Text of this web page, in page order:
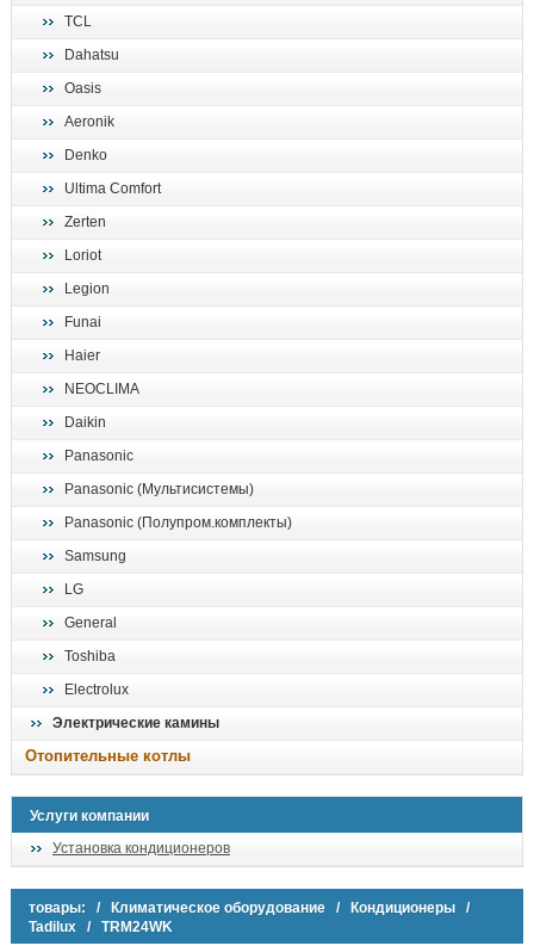
TCL
Dahatsu
Oasis
Aeronik
Denko
Ultima Comfort
Zerten
Loriot
Legion
Funai
Haier
NEOCLIMA
Daikin
Panasonic
Panasonic (Мультисистемы)
Panasonic (Полупром.комплекты)
Samsung
LG
General
Toshiba
Electrolux
Электрические камины
Отопительные котлы
Услуги компании
Установка кондиционеров
товары: / Климатическое оборудование / Кондиционеры /
Tadilux / TRM24WK